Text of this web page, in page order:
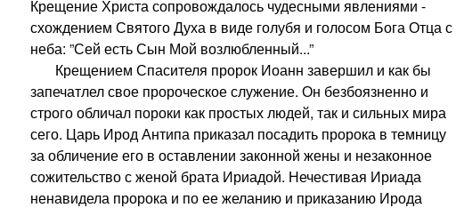
Крещение Христа сопровождалось чудесными явлениями -
схождением Святого Духа в виде голубя и голосом Бога Отца с
неба: ”Сей есть Сын Мой возлюбленный...”
Крещением Спасителя пророк Иоанн завершил и как бы
запечатлел свое пророческое служение. Он безбоязненно и
строго обличал пороки как простых людей, так и сильных мира
сего. Царь Ирод Антипа приказал посадить пророка в темницу
за обличение его в оставлении законной жены и незаконное
сожительство с женой брата Ириадой. Нечестивая Ириада
ненавидела пророка и по ее желанию и приказанию Ирода